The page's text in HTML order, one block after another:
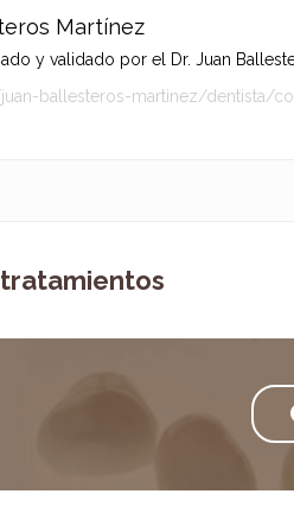
Martínez
y validado por el Dr. Juan
ballesteros-martinez/dentista/